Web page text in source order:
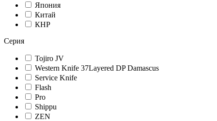
Япония
Китай
КНР
Серия
Tojiro JV
Western Knife 37Layered DP Damascus
Service Knife
Flash
Pro
Shippu
ZEN